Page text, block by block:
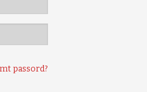
passord?